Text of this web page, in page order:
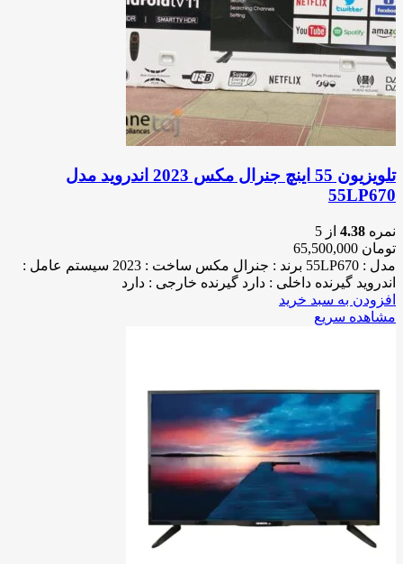
تلویزیون 55 اینچ جنرال مکس 2023 اندروید مدل
55LP670
نمره 4.38 از 5
تومان
مدل : 55LP670 برند : جنرال مکس ساخت : 2023 سیستم عامل :
اندروید گیرنده داخلی : دارد گیرنده خارجی : دارد
افزودن به سبد خرید
مشاهده سریع